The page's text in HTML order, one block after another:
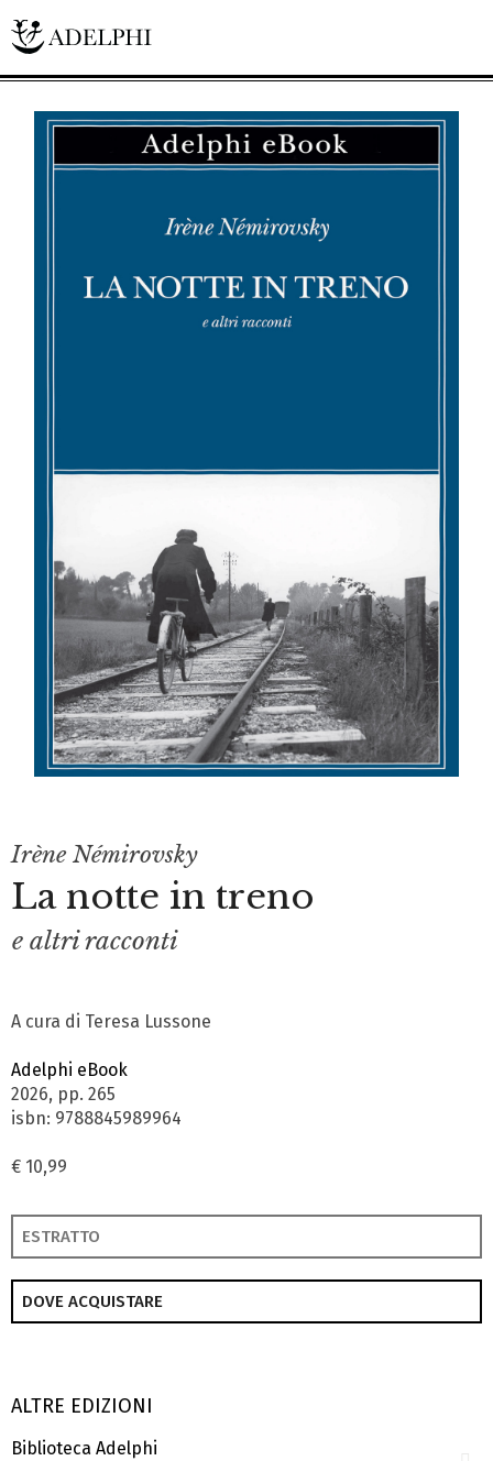
Irène Némirovsky
La notte in treno
e altri racconti
A cura di Teresa Lussone
Adelphi eBook
2026, pp. 265
isbn: 9788845989964
€ 10,99
ESTRATTO
DOVE ACQUISTARE
ALTRE EDIZIONI
Biblioteca Adelphi